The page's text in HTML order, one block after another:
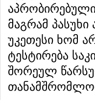
მაგრამ
უკეთესი ხომ
ტესტირება
შორეულ